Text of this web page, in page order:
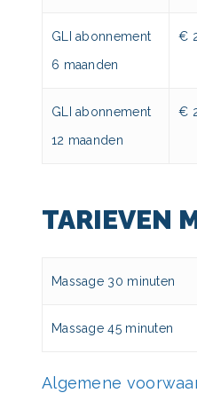
GLI abonnement
6 maanden
€
GLI abonnement
12 maanden
€
TARIEVEN
Massage 30 minuten
Massage 45 minuten
Algemene